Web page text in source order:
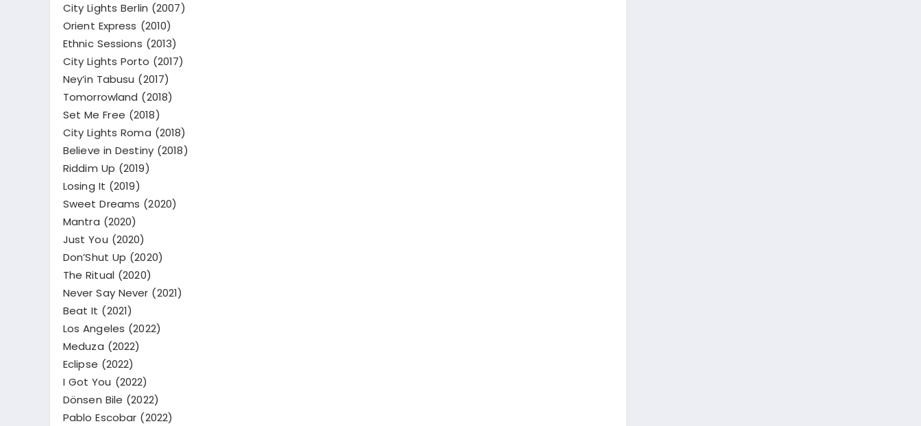
City Lights Berlin (2007)
Orient Express (2010)
Ethnic Sessions (2013)
City Lights Porto (2017)
Ney’in Tabusu (2017)
Tomorrowland (2018)
Set Me Free (2018)
City Lights Roma (2018)
Believe in Destiny (2018)
Riddim Up (2019)
Losing It (2019)
Sweet Dreams (2020)
Mantra (2020)
Just You (2020)
Don’Shut Up (2020)
The Ritual (2020)
Never Say Never (2021)
Beat It (2021)
Los Angeles (2022)
Meduza (2022)
Eclipse (2022)
I Got You (2022)
Dönsen Bile (2022)
Pablo Escobar (2022)